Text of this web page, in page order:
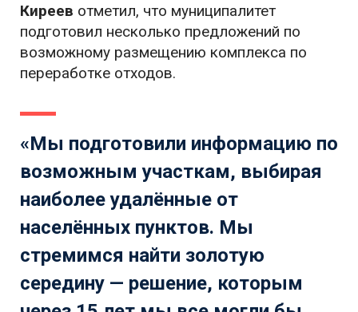
Киреев отметил, что муниципалитет
подготовил несколько предложений по
возможному размещению комплекса по
переработке отходов.
«Мы подготовили информацию по
возможным участкам, выбирая
наиболее удалённые от
населённых пунктов. Мы
стремимся найти золотую
середину — решение, которым